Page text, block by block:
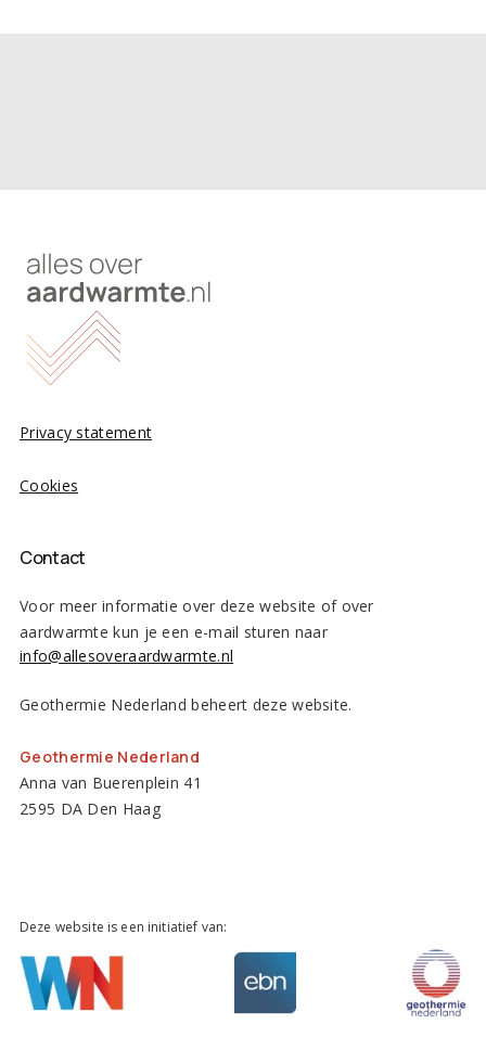
Privacy statement
Cookies
Contact
Voor meer informatie over deze website of over
aardwarmte kun je een e-mail sturen naar
info@allesoveraardwarmte.nl
Geothermie Nederland beheert deze website.
Geothermie Nederland
Anna van Buerenplein 41
2595 DA Den Haag
Deze website is een initiatief van: